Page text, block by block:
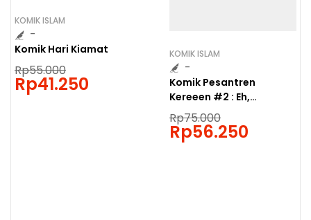
KOMIK ISLAM
-
Komik Hari Kiamat
Rp55.000
Rp41.250
KOMIK ISLAM
-
Komik Pesantren
Kereeen #2 : Eh,
Ketahuan!
Rp75.000
Rp56.250